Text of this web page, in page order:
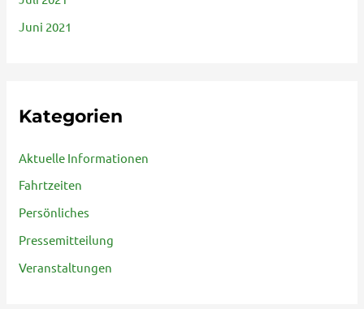
Juni 2021
Kategorien
Aktuelle Informationen
Fahrtzeiten
Persönliches
Pressemitteilung
Veranstaltungen